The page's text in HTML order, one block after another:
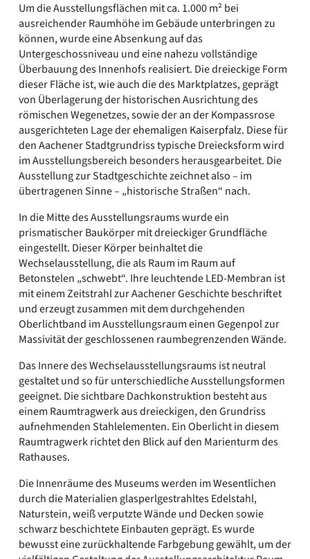
Um die Ausstellungsflächen mit ca. 1.000 m² bei
ausreichender Raumhöhe im Gebäude unterbringen zu
können, wurde eine Absenkung auf das
Untergeschossniveau und eine nahezu vollständige
Überbauung des Innenhofs realisiert. Die dreieckige Form
dieser Fläche ist, wie auch die des Marktplatzes, geprägt
von Überlagerung der historischen Ausrichtung des
römischen Wegenetzes, sowie der an der Kompassrose
ausgerichteten Lage der ehemaligen Kaiserpfalz. Diese für
den Aachener Stadtgrundriss typische Dreiecksform wird
im Ausstellungsbereich besonders herausgearbeitet. Die
Ausstellung zur Stadtgeschichte zeichnet also – im
übertragenen Sinne – „historische Straßen“ nach.
In die Mitte des Ausstellungsraums wurde ein
prismatischer Baukörper mit dreieckiger Grundfläche
eingestellt. Dieser Körper beinhaltet die
Wechselausstellung, die als Raum im Raum auf
Betonstelen „schwebt“. Ihre leuchtende LED-Membran ist
mit einem Zeitstrahl zur Aachener Geschichte beschriftet
und erzeugt zusammen mit dem durchgehenden
Oberlichtband im Ausstellungsraum einen Gegenpol zur
Massivität der geschlossenen raumbegrenzenden Wände.
Das Innere des Wechselausstellungsraums ist neutral
gestaltet und so für unterschiedliche Ausstellungsformen
geeignet. Die sichtbare Dachkonstruktion besteht aus
einem Raumtragwerk aus dreieckigen, den Grundriss
aufnehmenden Stahlelementen. Ein Oberlicht in diesem
Raumtragwerk richtet den Blick auf den Marienturm des
Rathauses.
Die Innenräume des Museums werden im Wesentlichen
durch die Materialien glasperlgestrahltes Edelstahl,
Naturstein, weiß verputzte Wände und Decken sowie
schwarz beschichtete Einbauten geprägt. Es wurde
bewusst eine zurückhaltende Farbgebung gewählt, um der